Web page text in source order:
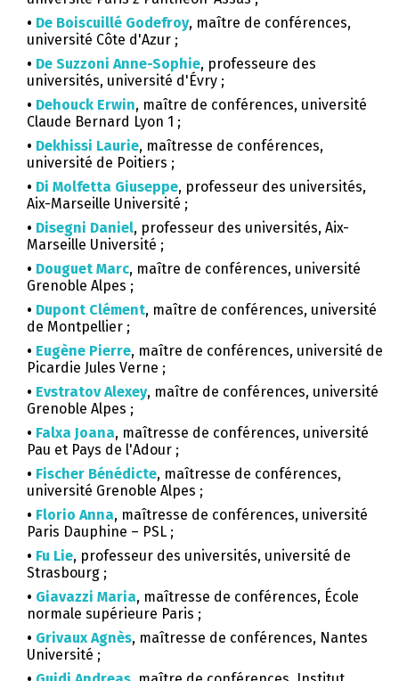
• De Boiscuillé Godefroy, maître de conférences,
université Côte d'Azur ;
• De Suzzoni Anne-Sophie, professeure des
universités, université d'Évry ;
• Dehouck Erwin, maître de conférences, université
Claude Bernard Lyon 1 ;
• Dekhissi Laurie, maîtresse de conférences,
université de Poitiers ;
• Di Molfetta Giuseppe, professeur des universités,
Aix-Marseille Université ;
• Disegni Daniel, professeur des universités, Aix-
Marseille Université ;
• Douguet Marc, maître de conférences, université
Grenoble Alpes ;
• Dupont Clément, maître de conférences, université
de Montpellier ;
• Eugène Pierre, maître de conférences, université de
Picardie Jules Verne ;
• Evstratov Alexey, maître de conférences, université
Grenoble Alpes ;
• Falxa Joana, maîtresse de conférences, université
Pau et Pays de l'Adour ;
• Fischer Bénédicte, maîtresse de conférences,
université Grenoble Alpes ;
• Florio Anna, maîtresse de conférences, université
Paris Dauphine – PSL ;
• Fu Lie, professeur des universités, université de
Strasbourg ;
• Giavazzi Maria, maîtresse de conférences, École
normale supérieure Paris ;
• Grivaux Agnès, maîtresse de conférences, Nantes
Université ;